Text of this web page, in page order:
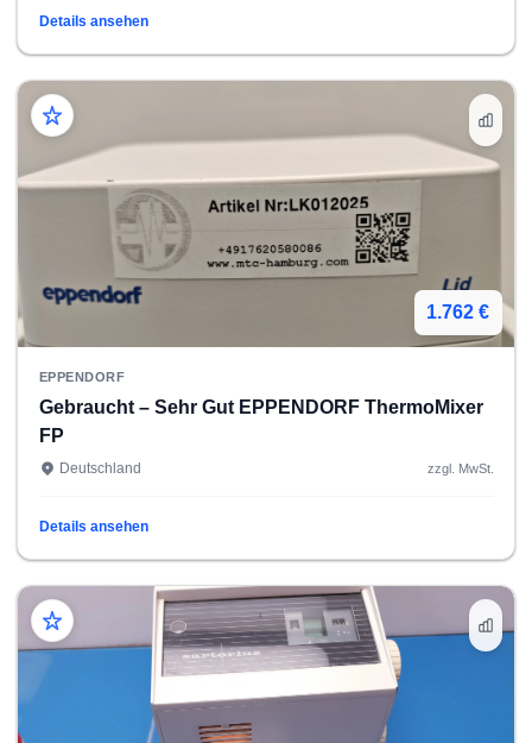
Details ansehen
1.762 €
EPPENDORF
Gebraucht – Sehr Gut EPPENDORF ThermoMixer
FP
Deutschland zzgl. MwSt.
Details ansehen